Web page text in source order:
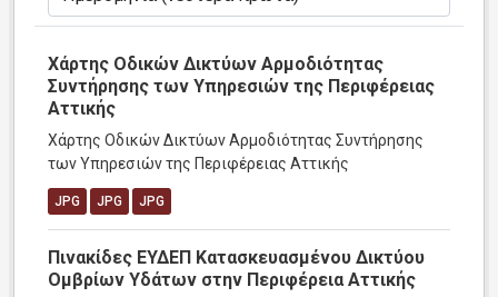
Χάρτης Οδικών Δικτύων Αρμοδιότητας
Συντήρησης των Υπηρεσιών της Περιφέρειας
Αττικής
Χάρτης Οδικών Δικτύων Αρμοδιότητας Συντήρησης
των Υπηρεσιών της Περιφέρειας Αττικής
JPG JPG JPG
Πινακίδες ΕΥΔΕΠ Κατασκευασμένου Δικτύου
Ομβρίων Υδάτων στην Περιφέρεια Αττικής